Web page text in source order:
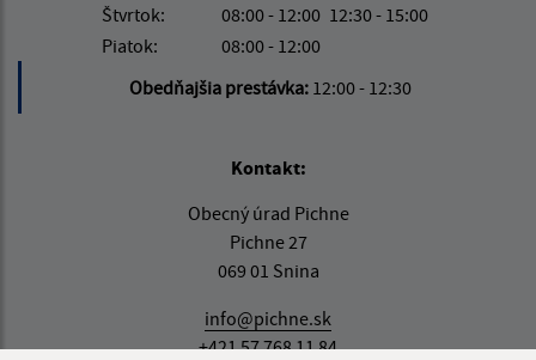
Štvrtok:
08:00 - 12:00 12:30 - 15:00
Piatok:
08:00 - 12:00
Obedňajšia prestávka: 12:00 - 12:30
Kontakt:
Obecný úrad Pichne
Pichne 27
069 01 Snina
info@pichne.sk
+421 57 768 11 84